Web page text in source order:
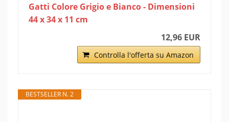
Gatti Colore Grigio e Bianco - Dimensioni
44 x 34 x 11 cm
12,96 EUR
Controlla l'offerta su Amazon
BESTSELLER N. 2